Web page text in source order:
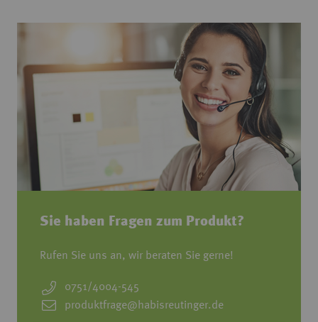
Sie haben Fragen zum Produkt?
Rufen Sie uns an, wir beraten Sie gerne!
0751/4004-545
produktfrage@habisreutinger.de